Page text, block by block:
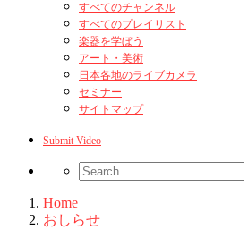
すべてのチャンネル
すべてのプレイリスト
楽器を学ぼう
アート・美術
日本各地のライブカメラ
セミナー
サイトマップ
Submit Video
Home
おしらせ